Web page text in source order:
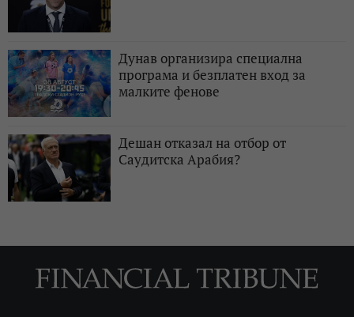
Дунав организира специална
програма и безплатен вход за
малките фенове
Дешан отказал на отбор от
Саудитска Арабия?